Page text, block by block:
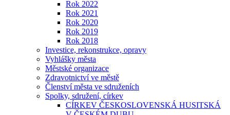
Rok 2022
Rok 2021
Rok 2020
Rok 2019
Rok 2018
Investice, rekonstrukce, opravy
Vyhlášky města
Městské organizace
Zdravotnictví ve městě
Členství města ve sdruženích
Spolky, sdružení, církev
CÍRKEV ČESKOSLOVENSKÁ HUSITSKÁ